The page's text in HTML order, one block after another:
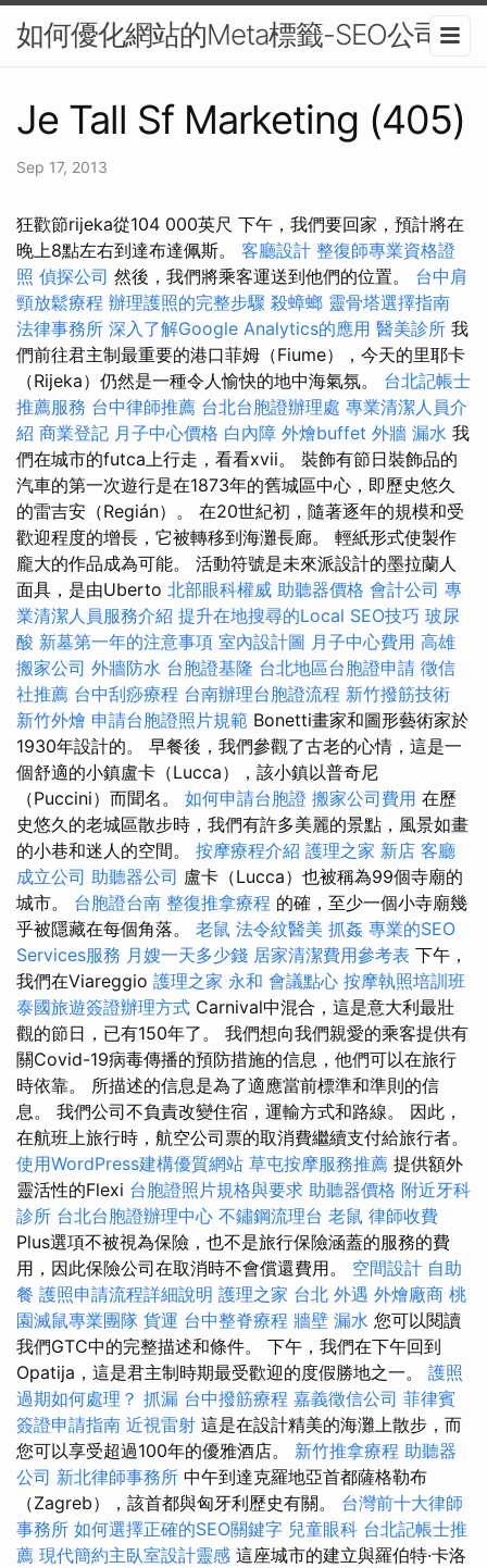
如何優化網站的Meta標籤-SEO公司
Je Tall Sf Marketing (405)
Sep 17, 2013
狂歡節rijeka從104 000英尺 下午，我們要回家，預計將在
晚上8點左右到達布達佩斯。 客廳設計 整復師專業資格證
照 偵探公司 然後，我們將乘客運送到他們的位置。 台中肩
頸放鬆療程 辦理護照的完整步驟 殺蟑螂 靈骨塔選擇指南
法律事務所 深入了解Google Analytics的應用 醫美診所 我
們前往君主制最重要的港口菲姆（Fiume），今天的里耶卡
（Rijeka）仍然是一種令人愉快的地中海氣氛。 台北記帳士
推薦服務 台中律師推薦 台北台胞證辦理處 專業清潔人員介
紹 商業登記 月子中心價格 白內障 外燴buffet 外牆 漏水 我
們在城市的futca上行走，看看xvii。 裝飾有節日裝飾品的
汽車的第一次遊行是在1873年的舊城區中心，即歷史悠久
的雷吉安（Regián）。 在20世紀初，隨著逐年的規模和受
歡迎程度的增長，它被轉移到海灘長廊。 輕紙形式使製作
龐大的作品成為可能。 活動符號是未來派設計的墨拉蘭人
面具，是由Uberto 北部眼科權威 助聽器價格 會計公司 專
業清潔人員服務介紹 提升在地搜尋的Local SEO技巧 玻尿
酸 新墓第一年的注意事項 室內設計圖 月子中心費用 高雄
搬家公司 外牆防水 台胞證基隆 台北地區台胞證申請 徵信
社推薦 台中刮痧療程 台南辦理台胞證流程 新竹撥筋技術
新竹外燴 申請台胞證照片規範 Bonetti畫家和圖形藝術家於
1930年設計的。 早餐後，我們參觀了古老的心情，這是一
個舒適的小鎮盧卡（Lucca），該小鎮以普奇尼
（Puccini）而聞名。 如何申請台胞證 搬家公司費用 在歷
史悠久的老城區散步時，我們有許多美麗的景點，風景如畫
的小巷和迷人的空間。 按摩療程介紹 護理之家 新店 客廳
成立公司 助聽器公司 盧卡（Lucca）也被稱為99個寺廟的
城市。 台胞證台南 整復推拿療程 的確，至少一個小寺廟幾
乎被隱藏在每個角落。 老鼠 法令紋醫美 抓姦 專業的SEO
Services服務 月嫂一天多少錢 居家清潔費用參考表 下午，
我們在Viareggio 護理之家 永和 會議點心 按摩執照培訓班
泰國旅遊簽證辦理方式 Carnival中混合，這是意大利最壯
觀的節日，已有150年了。 我們想向我們親愛的乘客提供有
關Covid-19病毒傳播的預防措施的信息，他們可以在旅行
時依靠。 所描述的信息是為了適應當前標準和準則的信
息。 我們公司不負責改變住宿，運輸方式和路線。 因此，
在航班上旅行時，航空公司票的取消費繼續支付給旅行者。
使用WordPress建構優質網站 草屯按摩服務推薦 提供額外
靈活性的Flexi 台胞證照片規格與要求 助聽器價格 附近牙科
診所 台北台胞證辦理中心 不鏽鋼流理台 老鼠 律師收費
Plus選項不被視為保險，也不是旅行保險涵蓋的服務的費
用，因此保險公司在取消時不會償還費用。 空間設計 自助
餐 護照申請流程詳細說明 護理之家 台北 外遇 外燴廠商 桃
園滅鼠專業團隊 貨運 台中整脊療程 牆壁 漏水 您可以閱讀
我們GTC中的完整描述和條件。 下午，我們在下午回到
Opatija，這是君主制時期最受歡迎的度假勝地之一。 護照
過期如何處理？ 抓漏 台中撥筋療程 嘉義徵信公司 菲律賓
簽證申請指南 近視雷射 這是在設計精美的海灘上散步，而
您可以享受超過100年的優雅酒店。 新竹推拿療程 助聽器
公司 新北律師事務所 中午到達克羅地亞首都薩格勒布
（Zagreb），該首都與匈牙利歷史有關。 台灣前十大律師
事務所 如何選擇正確的SEO關鍵字 兒童眼科 台北記帳士推
薦 現代簡約主臥室設計靈感 這座城市的建立與羅伯特·卡洛